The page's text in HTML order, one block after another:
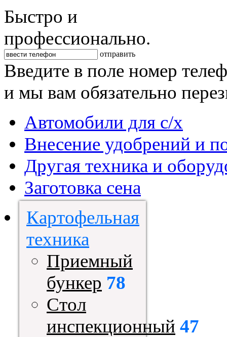
Быстро и
профессионально.
отправить
Введите в поле номер
и мы вам обязательно
Автомобили для с/х
Внесение удобрений и
Другая техника и
Заготовка сена
Картофельная
техника
Приемный
бункер 78
Стол
инспекционный 47